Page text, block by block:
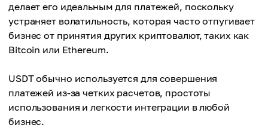
делает его идеальным для платежей, поскольку
устраняет волатильность, которая часто отпугивает
бизнес от принятия других криптовалют, таких как
Bitcoin или Ethereum.
USDT обычно используется для совершения
платежей из-за четких расчетов, простоты
использования и легкости интеграции в любой
бизнес.